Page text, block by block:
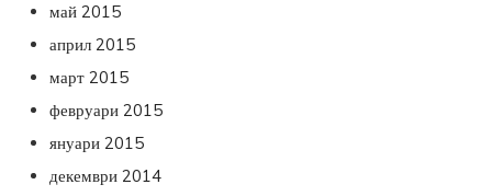
май 2015
април 2015
март 2015
февруари 2015
януари 2015
декември 2014